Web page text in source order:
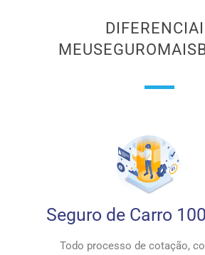
Seguro de Carro
Todo processo de cotação,